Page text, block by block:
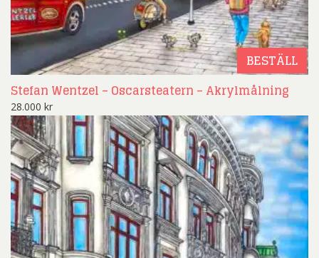
BESTÄLL
Stefan Wentzel – Oscarsteatern – Akrylmålning
28.000 kr